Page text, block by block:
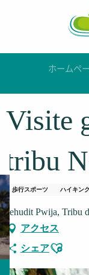
ホームペ
Visite
tribu
歩行スポーツ ハイキン
Jehudit Pwija, Tribu
アクセス
シェアAjouter